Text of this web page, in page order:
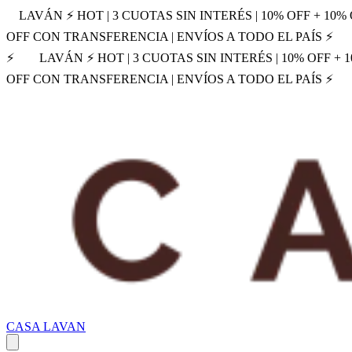
LAVÁN ⚡ HOT | 3 CUOTAS SIN INTERÉS | 10% OFF +
OFF CON TRANSFERENCIA | ENVÍOS A TODO EL PAÍS ⚡
⚡
LAVÁN ⚡ HOT | 3 CUOTAS SIN INTERÉS | 10% OFF +
OFF CON TRANSFERENCIA | ENVÍOS A TODO EL PAÍS ⚡
CASA LAVAN